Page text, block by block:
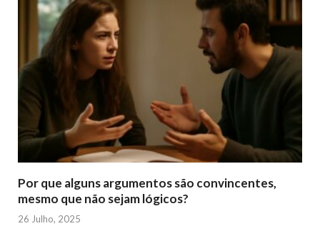
Por que alguns argumentos são convincentes,
mesmo que não sejam lógicos?
26 Julho, 2025